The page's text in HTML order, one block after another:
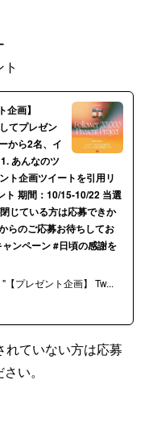
画】
てプレゼン
から2名、イ
あんなのツ
ト企画ツイートを引用リ
ト 期間：10/15-10/22 当選
じている方は応募できか
らのご応募お待ちしてお
ンペーン #日頃の感謝を
プレゼント企画】 Tw...
れていない方は応募
い。